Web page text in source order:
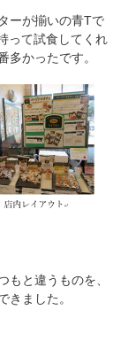
ーが揃いの青Tで
って試食してくれ
多かったです。
もと違うものを、
きました。